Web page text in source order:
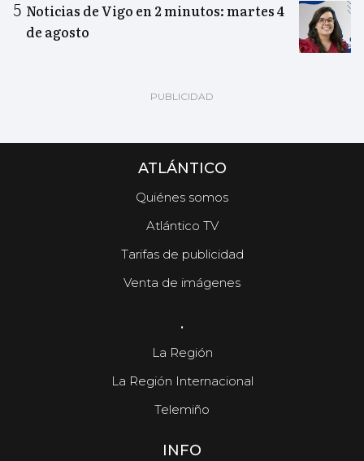
Noticias de Vigo en 2 minutos: martes 4
de agosto
ATLÁNTICO
Quiénes somos
Atlántico TV
Tarifas de publicidad
Venta de imágenes
.
La Región
La Región Internacional
Telemiño
INFO